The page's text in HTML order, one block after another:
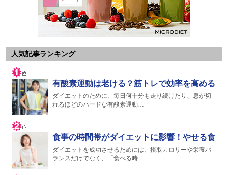
人気記事ランキング
有酸素運動は老ける？筋トレで効率を高める
ダイエットのために、毎日何十分も走り続けたり、息が切
れるほどのハードな有酸素運動…
食事の時間帯がダイエットに影響！やせる食
ダイエットを成功させるためには、摂取カロリーや栄養バ
ランスだけでなく、「食べる時…